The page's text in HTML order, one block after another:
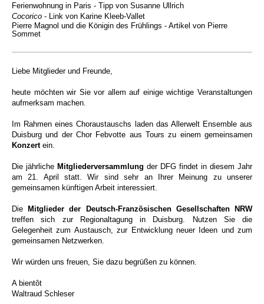
Ferienwohnung in Paris - Tipp von Susanne Ullrich
Cocorico - Link von Karine Kleeb-Vallet
Pierre Magnol und die Königin des Frühlings - Artikel von Pierre
Sommet
Liebe Mitglieder und Freunde,
heute möchten wir Sie vor allem auf einige wichtige Veranstaltungen
aufmerksam machen.
Im Rahmen eines Choraustauschs laden das Allerwelt Ensemble aus
Duisburg und der Chor Febvotte aus Tours zu einem gemeinsamen
Konzertein.
Die jährliche Mitgliederversammlung der DFG findet in diesem Jahr
am 21. April statt. Wir sind sehr an Ihrer Meinung zu unserer
gemeinsamen künftigen Arbeit interessiert.
Die
Mitglieder der Deutsch-Französischen Gesellschaften NRW
treffen sich zur Regionaltagung in Duisburg. Nutzen Sie die
Gelegenheit zum Austausch, zur Entwicklung neuer Ideen und zum
gemeinsamen Netzwerken.
Wir würden uns freuen, Sie dazu begrüßen zu können.
A bientôt
Waltraud Schleser